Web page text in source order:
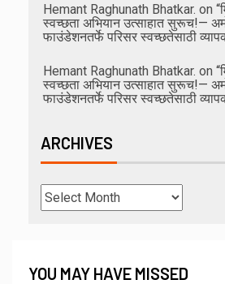
Hemant Raghunath Bhatkar. on
स्वच्छता अभियान उत्साहात सुरूच!—
फाउंडेशनतर्फे परिसर स्वच्छतेसाठी
Hemant Raghunath Bhatkar. on
स्वच्छता अभियान उत्साहात सुरूच!—
फाउंडेशनतर्फे परिसर स्वच्छतेसाठी
ARCHIVES
YOU MAY HAVE MISSED